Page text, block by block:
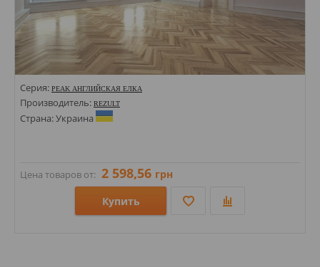
Серия: PEAK АНГЛИЙСКАЯ ЕЛКА
Производитель: REZULT
Страна: Украина
Цена товаров от: 2 598,56 грн
Купить